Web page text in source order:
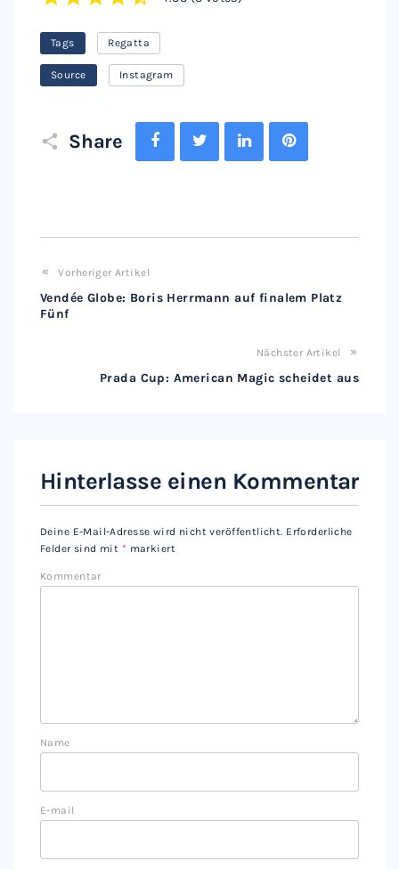
Tags Regatta
Source Instagram
Share
FacebookTwitter LinkedIn
Vorheriger Artikel
Vendée Globe: Boris Herrmann auf finalem Platz
Fünf
Nächster Artikel
Prada Cup: American Magic scheidet aus
Hinterlasse einen Kommentar
Deine E-Mail-Adresse wird nicht veröffentlicht. Erforderliche
Felder sind mit * markiert
Kommentar
Name
E-mail